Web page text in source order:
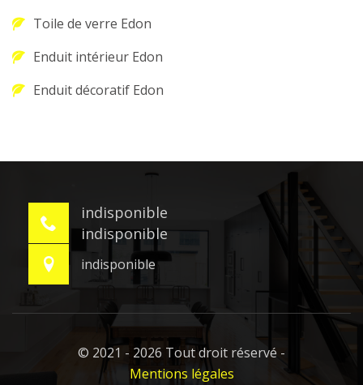
Toile de verre Edon
Enduit intérieur Edon
Enduit décoratif Edon
indisponible
indisponible
indisponible
© 2021 - 2026 Tout droit réservé -
Mentions légales